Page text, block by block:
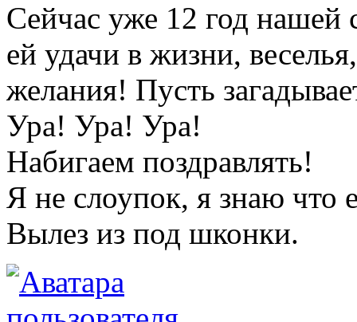
Сейчас уже 12 год
ей удачи в жизни,
желания! Пусть
Ура! Ура! Ура!
Набигаем поздравлять!
Я не слоупок, я знаю
Вылез из под шконки.